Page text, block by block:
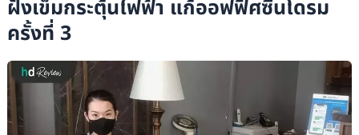
ฝังเข็มกระตุ้นไฟฟ้า แก้ออฟฟิศซินโดรม
ครั้งที่ 3